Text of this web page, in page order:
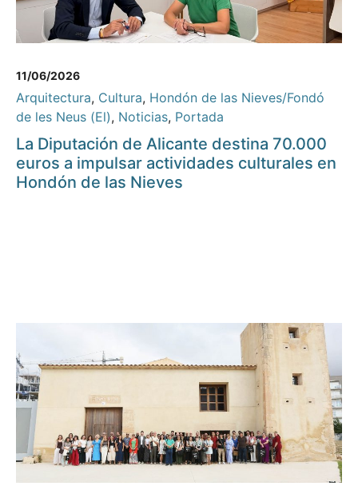
11/06/2026
Arquitectura, Cultura, Hondón de las Nieves/Fondó
de les Neus (El), Noticias, Portada
La Diputación de Alicante destina 70.000
euros a impulsar actividades culturales en
Hondón de las Nieves